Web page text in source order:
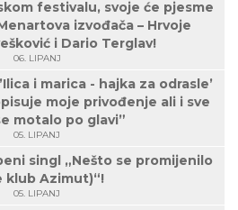
festivalu, svoje će pjesme
izvođača – Hrvoje
i Dario Terglav!
06. LIPANJ
i marica - hajka za odrasle’
moje privođenje ali i sve
motalo po glavi”
05. LIPANJ
singl „Nešto se promijenilo
klub Azimut)“!
05. LIPANJ